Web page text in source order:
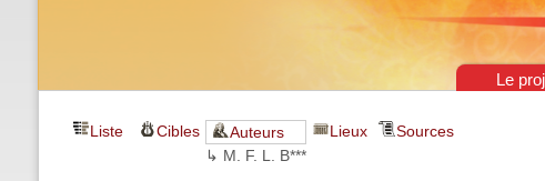
Le
Liste Cibles
Auteurs
↳ M. F. L. B***
Lieux Sources